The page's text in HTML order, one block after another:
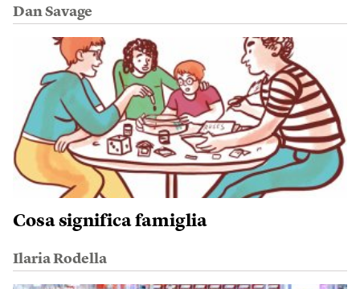
Dan Savage
Cosa significa famiglia
Ilaria Rodella